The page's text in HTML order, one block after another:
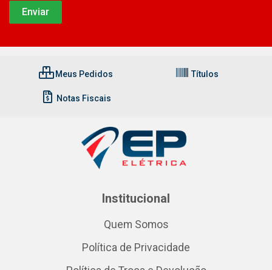
Meus Pedidos Títulos
Notas Fiscais
Institucional
Quem Somos
Política de Privacidade